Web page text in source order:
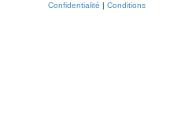
Confidentialité | Conditions